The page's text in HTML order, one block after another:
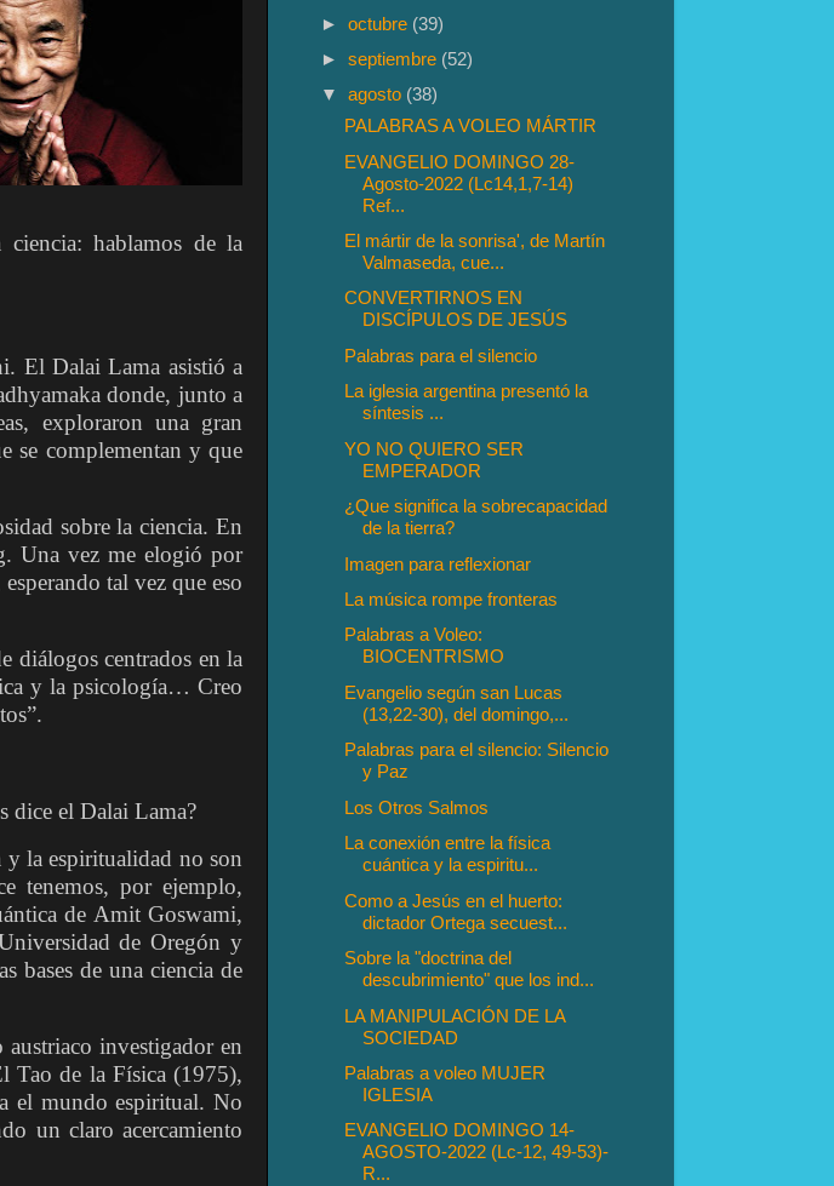
ciencia: hablamos de la
El Dalai Lama asistió a
donde, junto a
exploraron una gran
se complementan y que
sobre la ciencia. En
Una vez me elogió por
tal vez que eso
diálogos centrados en la
y la psicología… Creo
dice el Dalai Lama?
y la espiritualidad no son
tenemos, por ejemplo,
de Amit Goswami,
de Oregón y
bases de una ciencia de
investigador en
Tao de la Física (1975),
el mundo espiritual. No
un claro acercamiento
►octubre (39)
►septiembre (52)
▼agosto (38)
PALABRAS A VOLEO MÁRTIR
EVANGELIO DOMINGO 28-
Agosto-2022 (Lc14,1,7-14)
Ref...
El mártir de la sonrisa', de Martín
Valmaseda, cue...
CONVERTIRNOS EN
DISCÍPULOS DE JESÚS
Palabras para el silencio
La iglesia argentina presentó la
síntesis ...
YO NO QUIERO SER
EMPERADOR
¿Que significa la sobrecapacidad
de la tierra?
Imagen para reflexionar
La música rompe fronteras
Palabras a Voleo:
BIOCENTRISMO
Evangelio según san Lucas
(13,22-30), del domingo,...
Palabras para el silencio: Silencio
y Paz
Los Otros Salmos
La conexión entre la física
cuántica y la espiritu...
Como a Jesús en el huerto:
dictador Ortega secuest...
Sobre la "doctrina del
descubrimiento" que los ind...
LA MANIPULACIÓN DE LA
SOCIEDAD
Palabras a voleo MUJER
IGLESIA
EVANGELIO DOMINGO 14-
AGOSTO-2022 (Lc-12, 49-53)-
R...